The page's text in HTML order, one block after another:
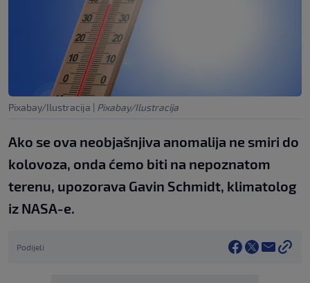
Pixabay/Ilustracija | Pixabay/Ilustracija
Ako se ova neobjašnjiva anomalija ne smiri do
kolovoza, onda ćemo biti na nepoznatom
terenu, upozorava Gavin Schmidt, klimatolog
iz NASA-e.
Podijeli